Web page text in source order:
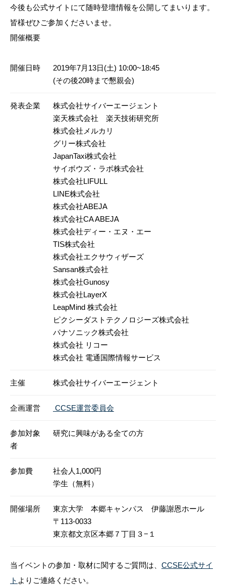
今後も公式サイトにて随時登壇情報を公開してまいります。
皆様ぜひご参加くださいませ。
開催概要
開催日時
2019年7月13日(土) 10:00~18:45
(その後20時まで懇親会)
発表企業
株式会社サイバーエージェント
楽天株式会社 楽天技術研究所
株式会社メルカリ
グリー株式会社
JapanTaxi株式会社
サイボウズ・ラボ株式会社
株式会社LIFULL
LINE株式会社
株式会社ABEJA
株式会社CA ABEJA
株式会社ディー・エヌ・エー
TIS株式会社
株式会社エクサウィザーズ
Sansan株式会社
株式会社Gunosy
株式会社LayerX
LeapMind 株式会社
ピクシーダストテクノロジーズ株式会社
パナソニック株式会社
株式会社 リコー
株式会社 電通国際情報サービス
主催 株式会社サイバーエージェント
企画運営 CCSE運営委員会
参加対象
者
研究に興味がある全ての方
参加費
社会人1,000円
学生（無料）
開催場所
東京大学 本郷キャンパス 伊藤謝恩ホール
〒113-0033
東京都文京区本郷７丁目３−１
当イベントの参加・取材に関するご質問は、 CCSE公式サイ
ト よりご連絡ください。